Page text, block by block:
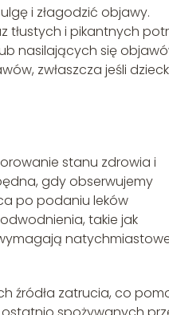
i złagodzić objawy.
tłustych i pikantnych
nasilających się
zwłaszcza jeśli
stanu zdrowia i
gdy obserwujemy
po podaniu leków
takie jak
źródła zatrucia, co